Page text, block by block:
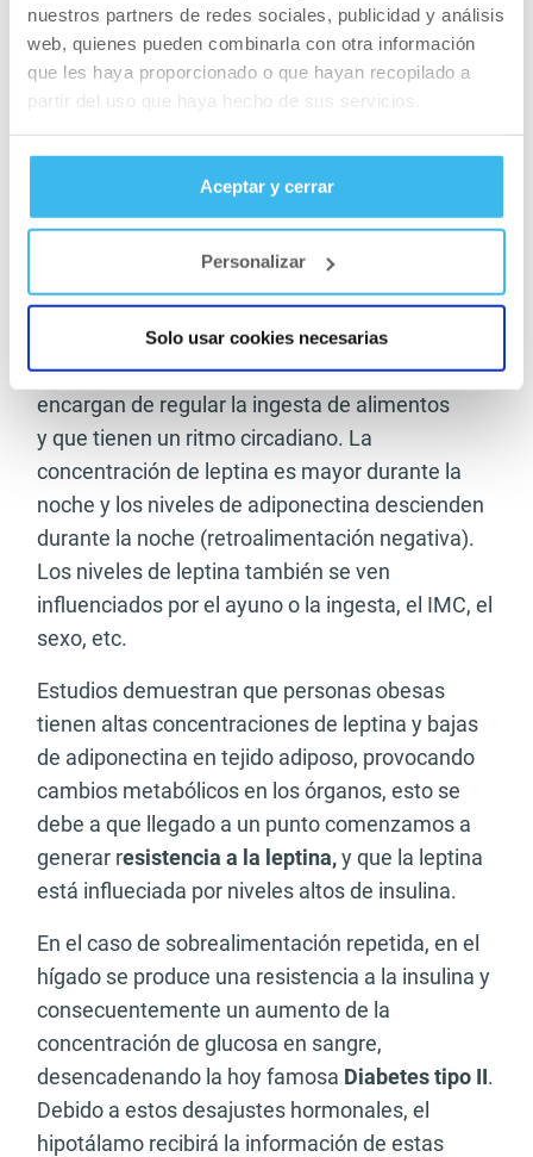
nuestros partners de redes sociales, publicidad y análisis
web, quienes pueden combinarla con otra información
que les haya proporcionado o que hayan recopilado a
partir del uso que haya hecho de sus servicios.
Aceptar y cerrar
Personalizar
Solo usar cookies necesarias
administración de fármacos, ya que los niveles
de algunos moléculas pueden ser diferentes a
distintas horas del día. Por tanto se
horas concretas para maximizar su efecto.
Hormonas tiroideas en la mañana, estatinas
para el colesterol por la noche, reguladores de
glucosa sanguínea(diabetes) antes de las
Como ya hemos mencionado, existen hormonas
como la leptina y la adiponectina, que se
encargan de regular la ingesta de alimentos
y que tienen un ritmo circadiano. La
concentración de leptina es mayor durante la
noche y los niveles de adiponectina descienden
durante la noche (retroalimentación negativa).
Los niveles de leptina también se ven
influenciados por el ayuno o la ingesta, el IMC, el
sexo, etc.
Estudios demuestran que personas obesas
tienen altas concentraciones de leptina y bajas
de adiponectina en tejido adiposo, provocando
cambios metabólicos en los órganos, esto se
debe a que llegado a un punto comenzamos a
generar resistencia a la leptina,y que la leptina
está influeciada por niveles altos de insulina.
En el caso de sobrealimentación repetida, en el
hígado se produce una resistencia a la insulina y
consecuentemente un aumento de la
concentración de glucosa en sangre,
desencadenando la hoy famosa Diabetes tipo II.
Debido a estos desajustes hormonales, el
hipotálamo recibirá la información de estas